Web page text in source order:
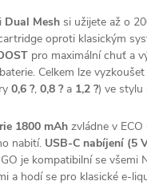
Dual Mesh si užijete až o
oproti klasickým
pro maximální chuť a
Celkem lze
0,6 ?, 0,8 ?a 1,2 ?) ve stylu
1800 mAh zvládne v
nabití. USB-C nabíjení (5
je kompatibilní se všemi
a hodí se pro klasické e-